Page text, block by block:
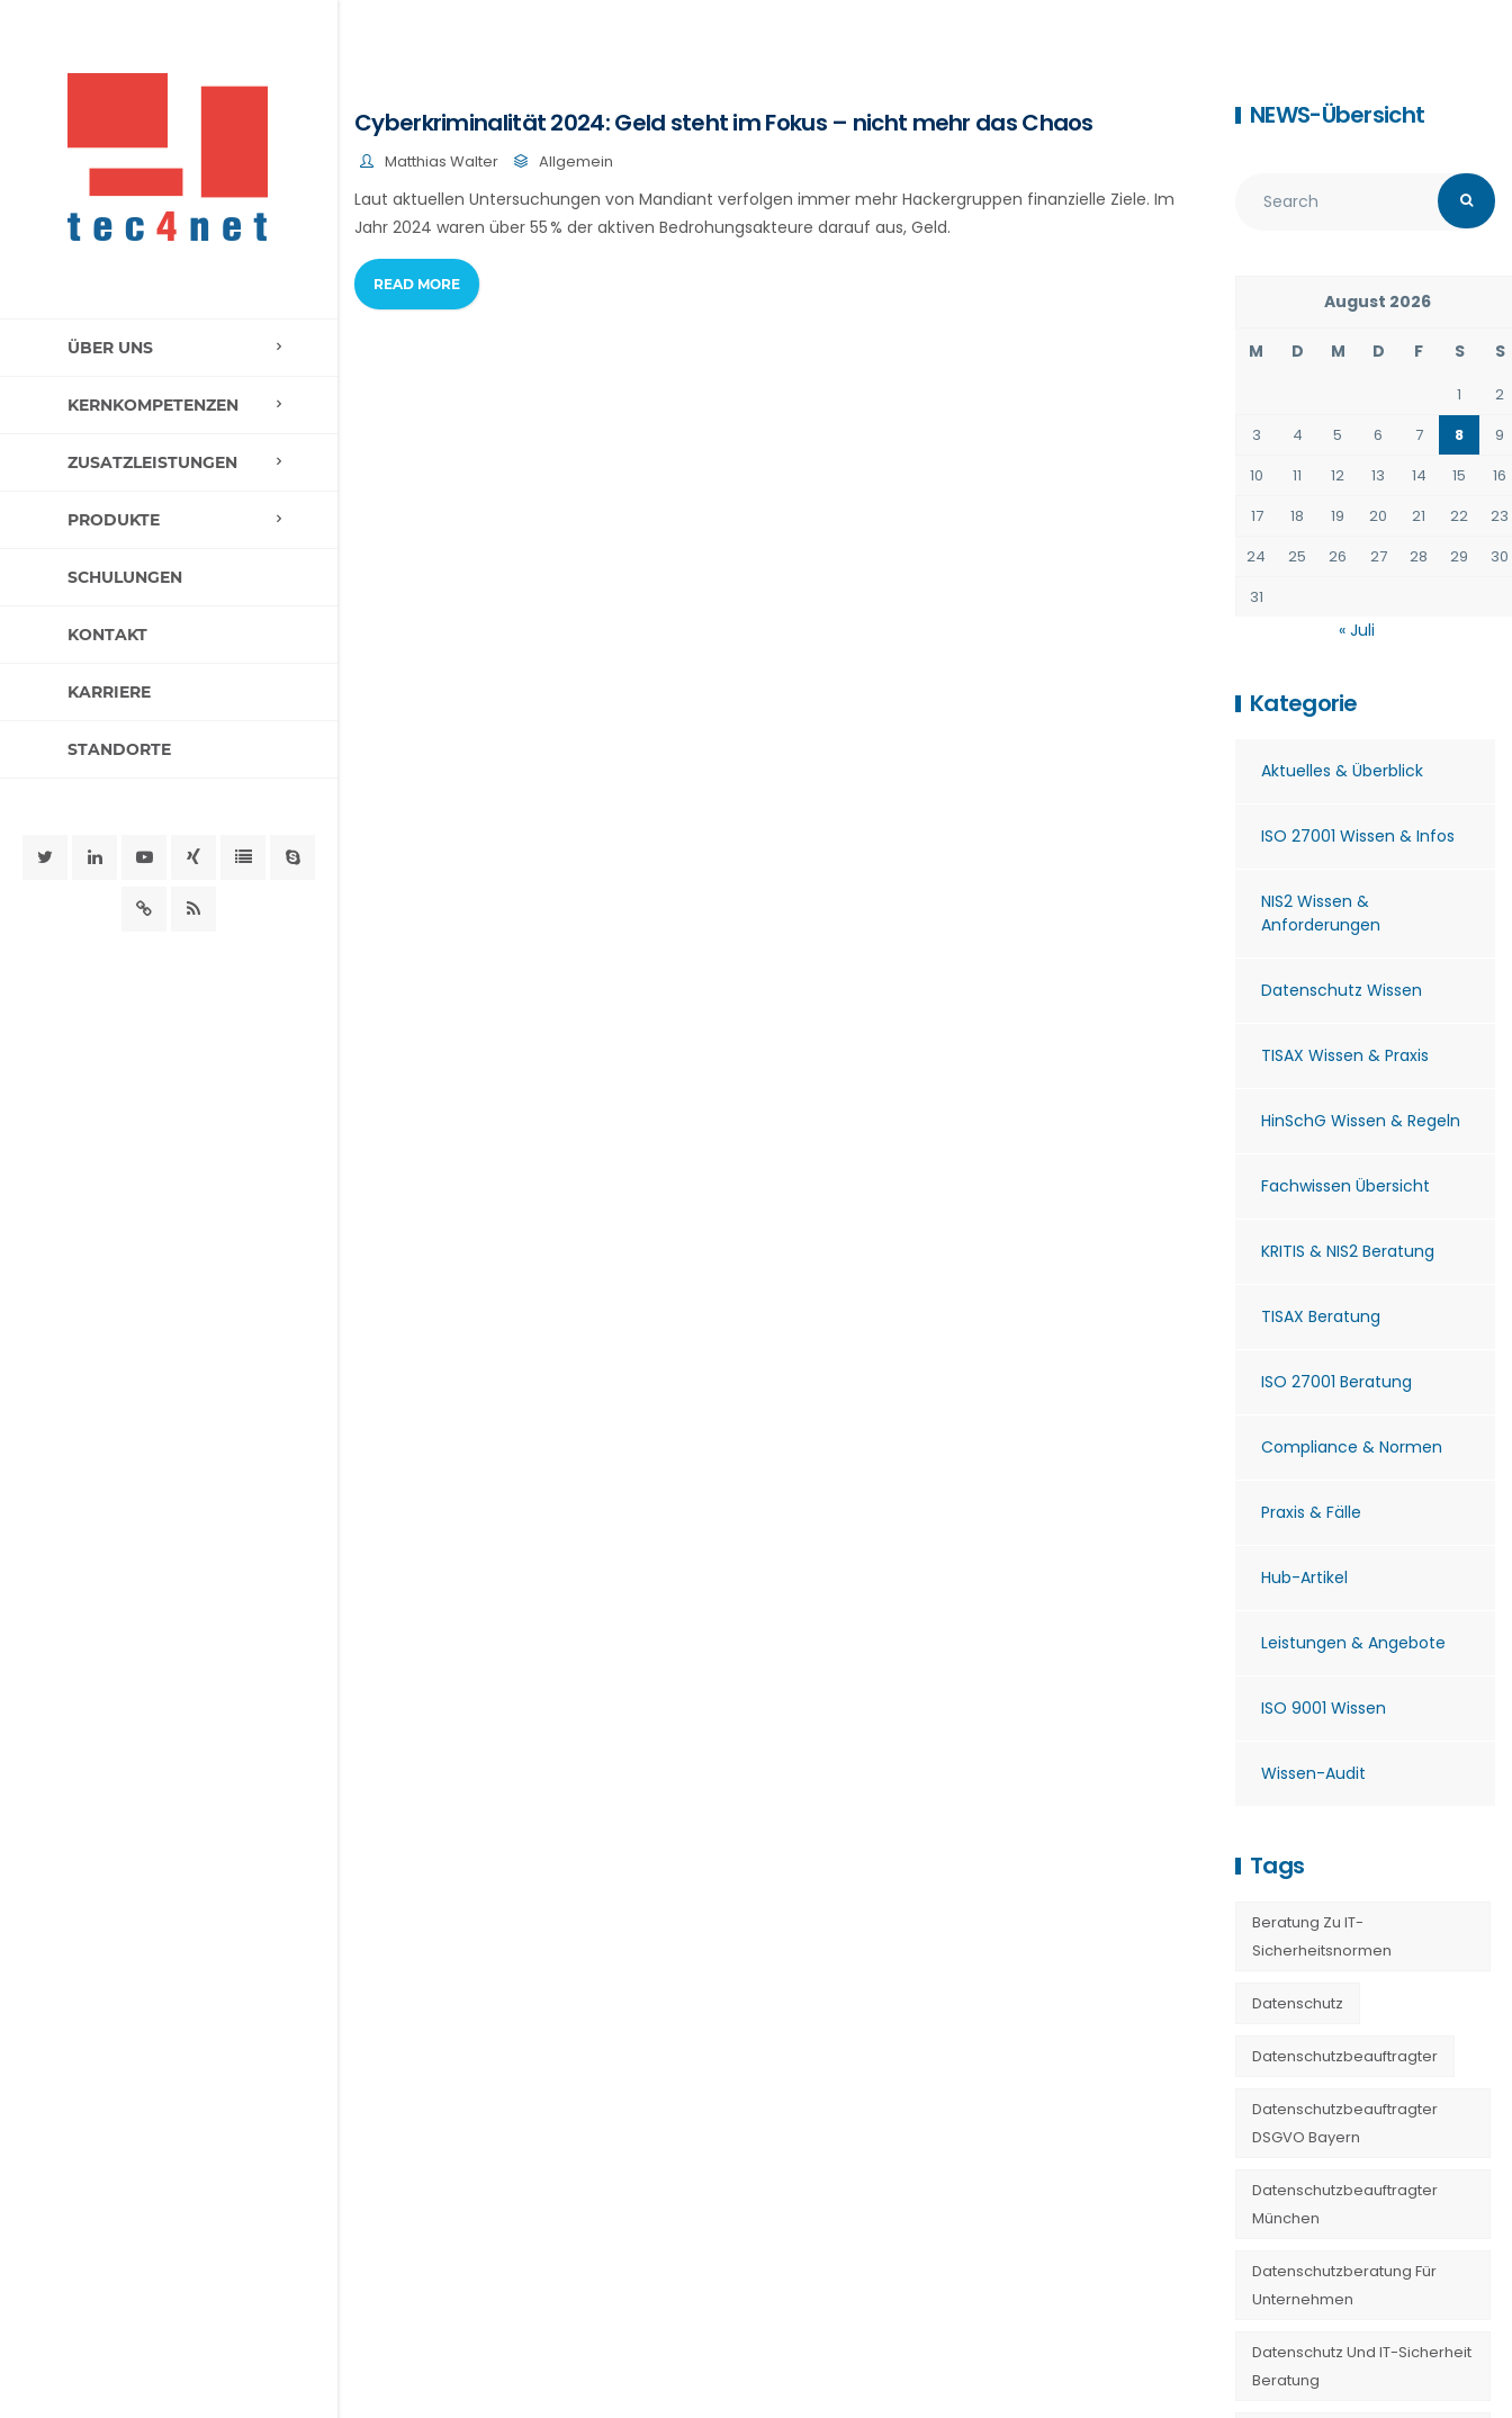
ÜBER UNS
KERNKOMPETENZEN
ZUSATZLEISTUNGEN
PRODUKTE
SCHULUNGEN
KONTAKT
KARRIERE
STANDORTE
Cyberkriminalität 2024: Geld steht im Fokus – nicht mehr das Chaos
Matthias Walter Allgemein
Laut aktuellen Untersuchungen von Mandiant verfolgen immer mehr Hackergruppen finanzielle Ziele. Im
Jahr 2024 waren über 55 % der aktiven Bedrohungsakteure darauf aus, Geld.
READ MORE
NEWS-Übersicht
August 2026
M D M D F S S
1
2
3
4 5 6 7 8
9
10
11 12 13 14 15
16
17
18 19 20 21 22
23
24
25 26 27 28 29
30
31
« Juli
Kategorie
Aktuelles & Überblick
ISO 27001 Wissen & Infos
NIS2 Wissen &
Anforderungen
Datenschutz Wissen
TISAX Wissen & Praxis
HinSchG Wissen & Regeln
Fachwissen Übersicht
KRITIS & NIS2 Beratung
TISAX Beratung
ISO 27001 Beratung
Compliance & Normen
Praxis & Fälle
Hub-Artikel
Leistungen & Angebote
ISO 9001 Wissen
Wissen-Audit
Tags
Beratung Zu IT-
Sicherheitsnormen
Datenschutz
Datenschutzbeauftragter
Datenschutzbeauftragter
DSGVO Bayern
Datenschutzbeauftragter
München
Datenschutzberatung Für
Unternehmen
Datenschutz Und IT-Sicherheit
Beratung